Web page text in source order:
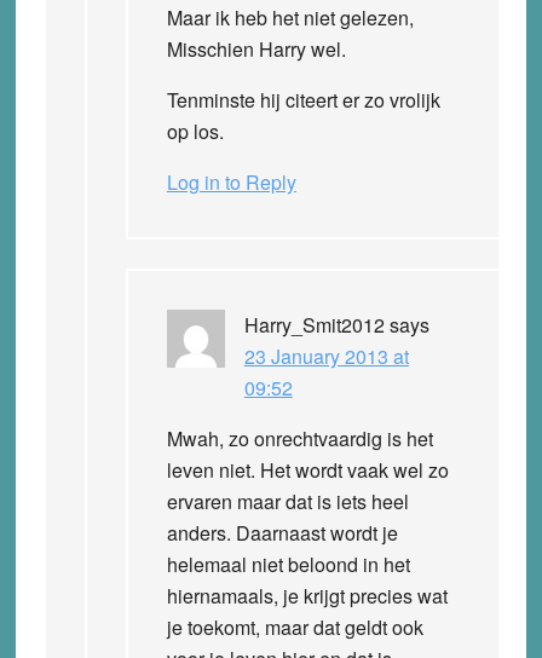
Maar ik heb het niet gelezen,
Misschien Harry wel.
Tenminste hij citeert er zo vrolijk
op los.
Log in to Reply
Harry_Smit2012says
23 January 2013 at
09:52
Mwah, zo onrechtvaardig is het
leven niet. Het wordt vaak wel zo
ervaren maar dat is iets heel
anders. Daarnaast wordt je
helemaal niet beloond in het
hiernamaals, je krijgt precies wat
je toekomt, maar dat geldt ook